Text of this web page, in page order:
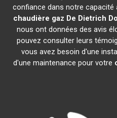
confiance dans notre
chaudière gaz De Dietrich
nous ont données des avis
pouvez consulter leurs
vous avez besoin d'une
d'une maintenance pour votre